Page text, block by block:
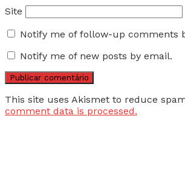
Site
Notify me of follow-up comments
Notify me of new posts by email.
This site uses Akismet to reduce
comment data is processed.